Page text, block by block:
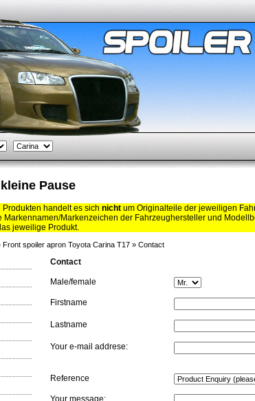
Pause
handelt es sich nicht um Originalteile der jeweiligen
Markennamen/Markenzeichen der Fahrzeughersteller und
jeweilige Produkt.
Front spoiler apron Toyota Carina T17 » Contact
Contact
Male/female
Firstname
Lastname
Your e-mail addrese:
Reference
Your message: